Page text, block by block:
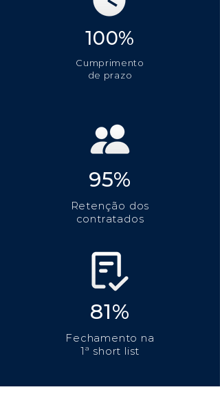
100%
Cumprimento
de prazo
95%
Retenção dos
contratados
81%
Fechamento na
1ª short list